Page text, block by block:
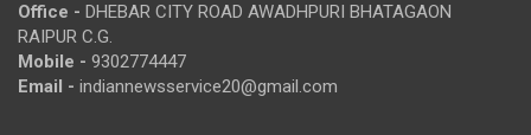
Office - DHEBAR CITY ROAD AWADHPURI BHATAGAON
RAIPUR C.G.
Mobile - 9302774447
Email - indiannewsservice20@gmail.com